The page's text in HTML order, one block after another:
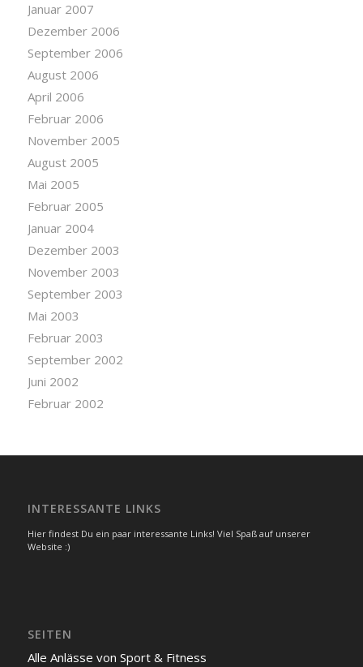
Januar 2007
Dezember 2006
September 2006
August 2006
April 2006
Februar 2006
November 2005
August 2005
Mai 2005
Februar 2005
Januar 2004
Dezember 2003
November 2003
September 2003
Mai 2003
Februar 2003
September 2002
Juni 2002
Februar 2002
INTERESSANTE LINKS
Hier findest Du ein paar interessante Links! Viel Spaß auf unserer
Website :)
SEITEN
Alle Anlässe von Sport & Fitness